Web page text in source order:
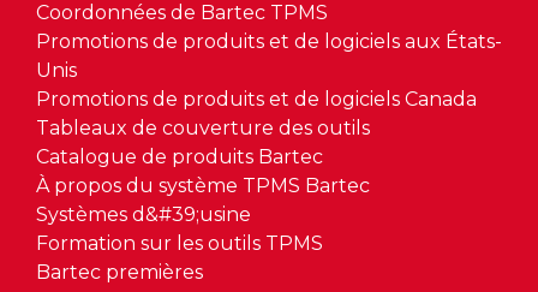
Coordonnées de Bartec TPMS
Promotions de produits et de logiciels aux États-
Unis
Promotions de produits et de logiciels Canada
Tableaux de couverture des outils
Catalogue de produits Bartec
À propos du système TPMS Bartec
Systèmes d&#39;usine
Formation sur les outils TPMS
Bartec premières